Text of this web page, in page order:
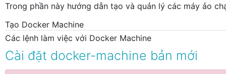
Trong phần này hướng dẫn tạo và quản lý các máy ảo
Tạo Docker Machine
Các lệnh làm việc với Docker Machine
Cài đặt docker-machine bản mới